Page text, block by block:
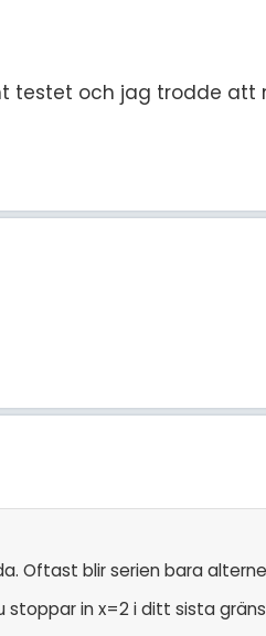
testet och jag trodde
Oftast blir serien bara
in x=2 i ditt sista